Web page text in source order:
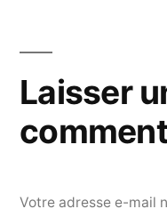
Laisser
Votre adresse e-mail